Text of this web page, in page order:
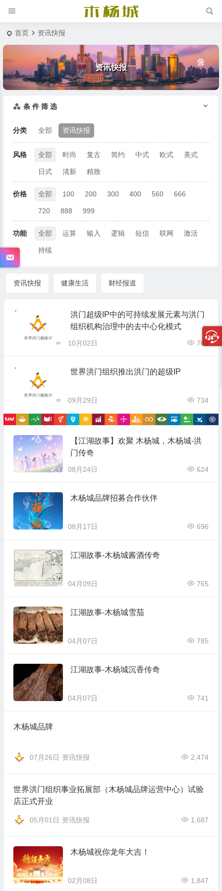
首页 资讯快报
资讯快报
条 件 筛 选
分类 全部 资讯快报
风格 全部 时尚 复古 简约 中式 欧式 美式
日式 清新 精致
价格 全部 100 200 300 400 560 666
720 888 999
功能 全部 运算 输入 逻辑 短信 联网 激活
持续
资讯快报 健康生活 财经报道
洪门超级IP中的可持续发展元素与洪门
组织机构治理中的去中心化模式
10月02日 769
世界洪门组织推出洪门的超级IP
09月29日 734
【江湖故事】欢聚 木杨城，木杨城-洪
门传奇
08月24日 624
木杨城品牌招募合作伙伴
08月17日 696
江湖故事-木杨城酱酒传奇
04月09日 765
江湖故事-木杨城雪茄
04月07日 785
江湖故事-木杨城沉香传奇
04月07日 741
木杨城品牌
07月26日 资讯快报 2,474
世界洪门组织事业拓展部（木杨城品牌运营中心）试验
店正式开业
05月01日 资讯快报 1,687
木杨城祝你龙年大吉！
02月08日 1,847